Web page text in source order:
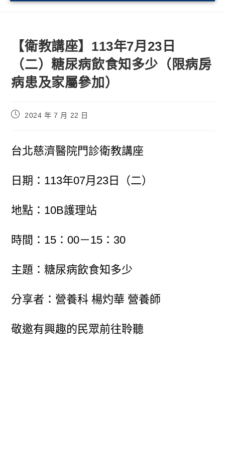
【衛教講座】113年7月23日
（二）糖尿病飲食知多少（限病房
病患及家屬參加）
2024 年 7 月 22 日
台北慈濟醫院門診衛教講座
日期：113年07月23日（二）
地點：10B護理站
時間：15：00－15：30
主題：糖尿病飲食知多少
分享者：營養科 楊灼華 營養師
敬邀有興趣的民眾前往聆聽